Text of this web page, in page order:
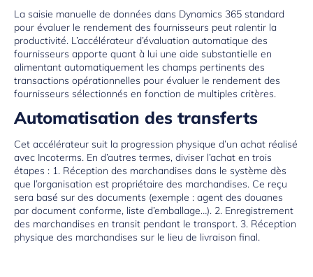
La saisie manuelle de données dans Dynamics 365 standard
pour évaluer le rendement des fournisseurs peut ralentir la
productivité. L’accélérateur d’évaluation automatique des
fournisseurs apporte quant à lui une aide substantielle en
alimentant automatiquement les champs pertinents des
transactions opérationnelles pour évaluer le rendement des
fournisseurs sélectionnés en fonction de multiples critères.
Automatisation des transferts
Cet accélérateur suit la progression physique d’un achat réalisé
avec Incoterms. En d’autres termes, diviser l’achat en trois
étapes : 1. Réception des marchandises dans le système dès
que l’organisation est propriétaire des marchandises. Ce reçu
sera basé sur des documents (exemple : agent des douanes
par document conforme, liste d’emballage…). 2. Enregistrement
des marchandises en transit pendant le transport. 3. Réception
physique des marchandises sur le lieu de livraison final.